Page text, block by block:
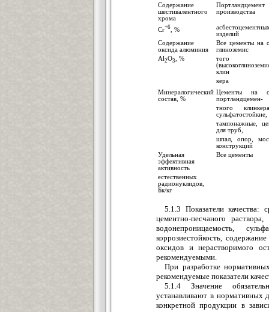
Содержание
шестивалентного
хрома
производства
Cr+6 , %
изделий
Содержание
оксида алюминия
Все цементы на
глиноземис
Аl 2О3 , %
того
клин
кера
Минералогический
состав, %
Цементы на
портландцемен-
тного
сульфатостойкие,
тампонажные,
для труб,
шпал, опор,
конструкций
Удельная
эффективная
активность
Все цементы
естественных
радионуклидов,
Бк/кг
5.1.3 Показатели качества:
цементно-песчаного
водонепроницаемость,
коррозиестойкость,
оксидов и нерастворимого
рекомендуемыми.
При разработке
рекомендуемые показатели
5.1.4 Значение
устанавливают в нормативных
конкретной продукции в